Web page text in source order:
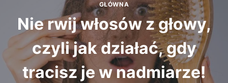
GŁÓWNA
Nie rwij włosów z głowy,
czyli jak działać, gdy
tracisz je w nadmiarze!